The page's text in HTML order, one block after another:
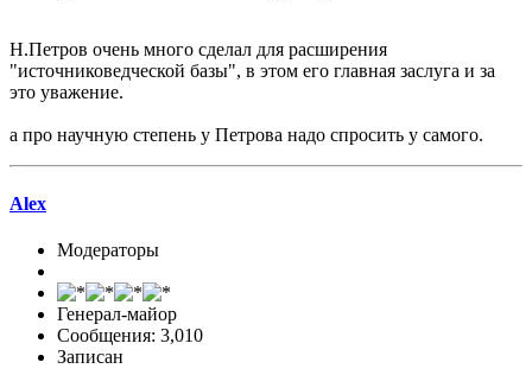
Н.Петров очень много сделал для расширения
"источниковедческой базы", в этом его главная заслуга и за
это уважение.
а про научную степень у Петрова надо спросить у самого.
Alex
Модераторы
Генерал-майор
Сообщения: 3,010
Записан